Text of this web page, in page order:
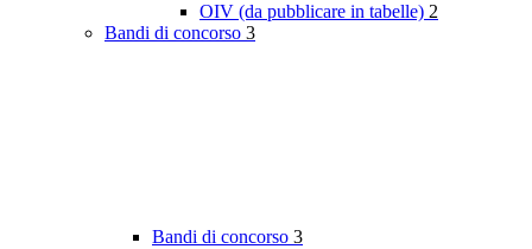
OIV (da pubblicare in tabelle) 2
Bandi di concorso 3
Bandi di concorso 3